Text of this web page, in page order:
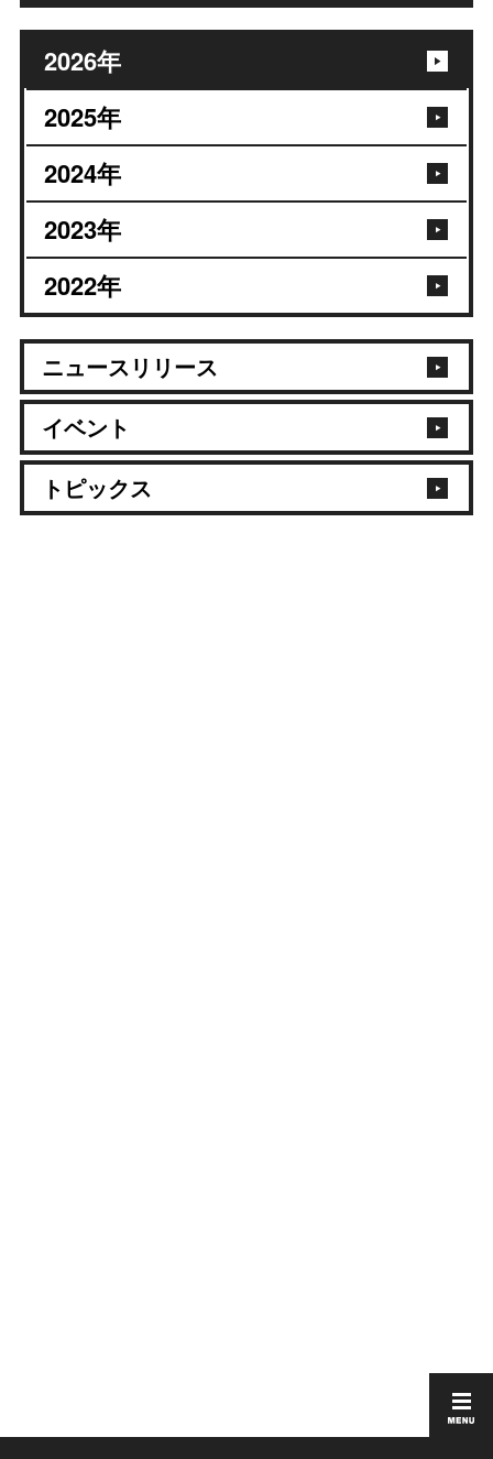
2026年
2025年
2024年
2023年
2022年
ニュースリリース
イベント
トピックス